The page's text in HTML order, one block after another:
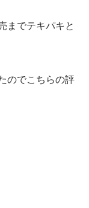
までテキパキと
のでこちらの評